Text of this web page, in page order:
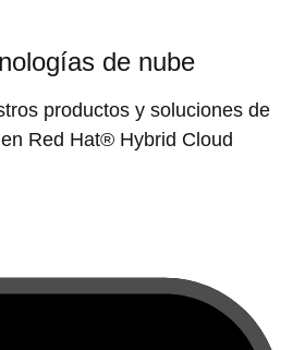
de nube
productos y soluciones de
Red Hat® Hybrid Cloud